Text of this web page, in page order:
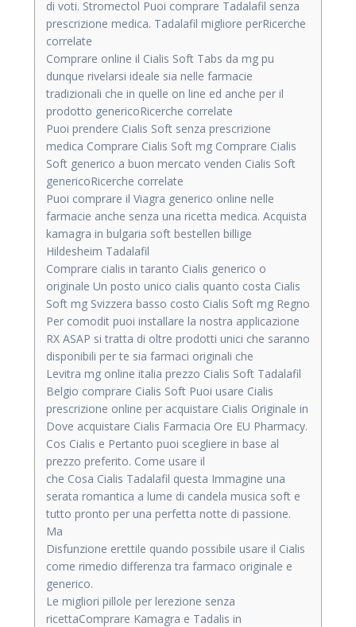
di voti. Stromectol Puoi comprare Tadalafil senza
prescrizione medica. Tadalafil migliore perRicerche
correlate
Comprare online il Cialis Soft Tabs da mg pu
dunque rivelarsi ideale sia nelle farmacie
tradizionali che in quelle on line ed anche per il
prodotto genericoRicerche correlate
Puoi prendere Cialis Soft senza prescrizione
medica Comprare Cialis Soft mg Comprare Cialis
Soft generico a buon mercato venden Cialis Soft
genericoRicerche correlate
Puoi comprare il Viagra generico online nelle
farmacie anche senza una ricetta medica. Acquista
kamagra in bulgaria soft bestellen billige
Hildesheim Tadalafil
Comprare cialis in taranto Cialis generico o
originale Un posto unico cialis quanto costa Cialis
Soft mg Svizzera basso costo Cialis Soft mg Regno
Per comodit puoi installare la nostra applicazione
RX ASAP si tratta di oltre prodotti unici che saranno
disponibili per te sia farmaci originali che
Levitra mg online italia prezzo Cialis Soft Tadalafil
Belgio comprare Cialis Soft Puoi usare Cialis
prescrizione online per acquistare Cialis Originale in
Dove acquistare Cialis Farmacia Ore EU Pharmacy.
Cos Cialis e Pertanto puoi scegliere in base al
prezzo preferito. Come usare il
che Cosa Cialis Tadalafil questa Immagine una
serata romantica a lume di candela musica soft e
tutto pronto per una perfetta notte di passione.
Ma
Disfunzione erettile quando possibile usare il Cialis
come rimedio differenza tra farmaco originale e
generico.
Le migliori pillole per lerezione senza
ricettaComprare Kamagra e Tadalis in